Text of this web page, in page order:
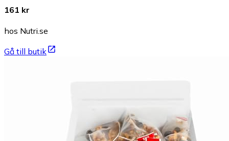
161 kr
hos Nutri.se
Gå till butik